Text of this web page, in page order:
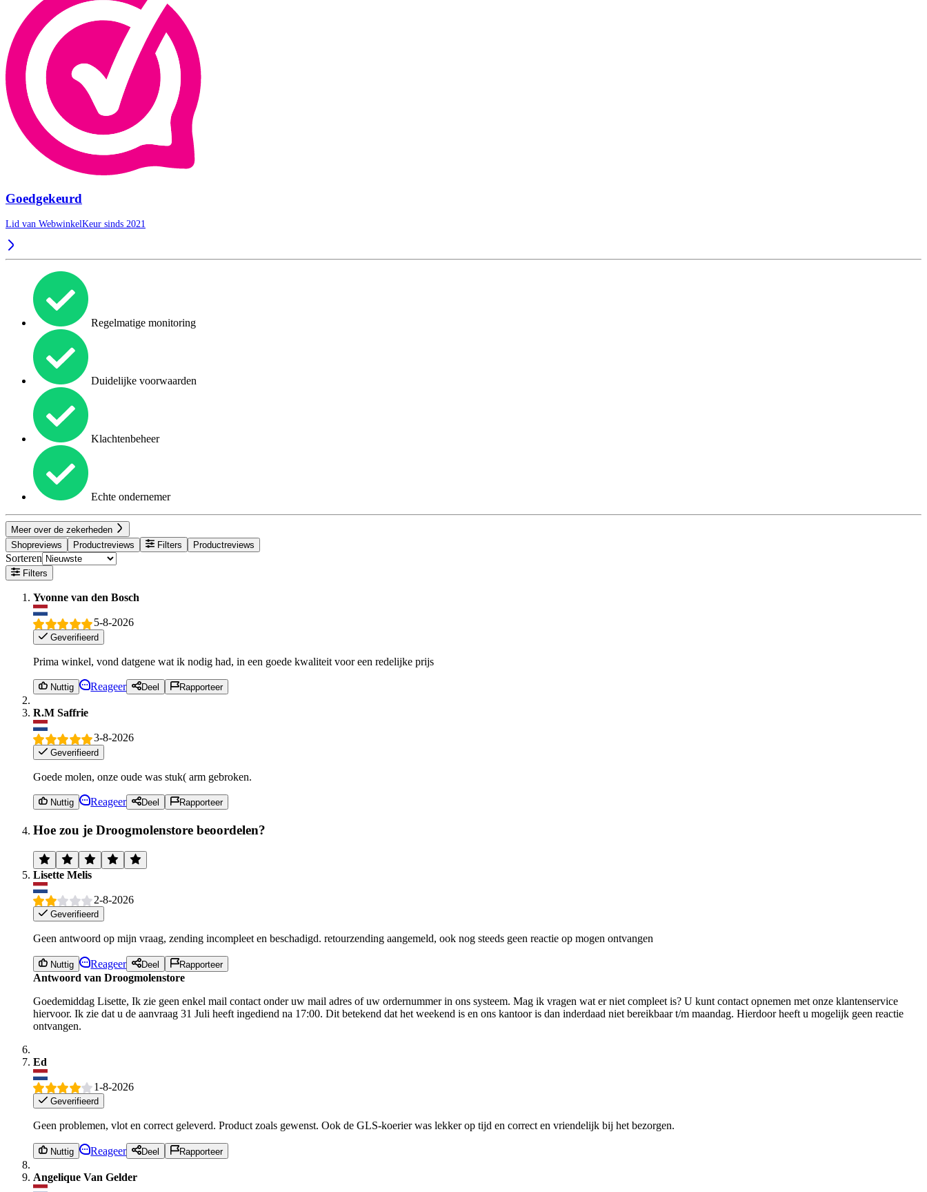
Goedgekeurd
Lid van WebwinkelKeur sinds 2021
Regelmatige monitoring
Duidelijke voorwaarden
Klachtenbeheer
Echte ondernemer
Meer over de zekerheden
Shopreviews
Productreviews Filters Productreviews
Sorteren
Filters
Yvonne van den Bosch
5-8-2026
Geverifieerd
Prima winkel, vond datgene wat ik nodig had, in een goede kwaliteit voor een redelijke prijs
Nuttig Reageer Deel Rapporteer
R.M Saffrie
3-8-2026
Geverifieerd
Goede molen, onze oude was stuk( arm gebroken.
Nuttig Reageer Deel Rapporteer
Hoe zou je Droogmolenstore beoordelen?
Lisette Melis
2-8-2026
Geverifieerd
Geen antwoord op mijn vraag, zending incompleet en beschadigd. retourzending aangemeld, ook nog steeds geen reactie op mogen ontvangen
Nuttig Reageer Deel Rapporteer
Antwoord van Droogmolenstore
Goedemiddag Lisette, Ik zie geen enkel mail contact onder uw mail adres of uw ordernummer in ons systeem. Mag ik vragen wat er niet compleet is? U kunt contact opnemen met onze klantenservice
hiervoor. Ik zie dat u de aanvraag 31 Juli heeft ingediend na 17:00. Dit betekend dat het weekend is en ons kantoor is dan inderdaad niet bereikbaar t/m maandag. Hierdoor heeft u mogelijk geen reactie
ontvangen.
Ed
1-8-2026
Geverifieerd
Geen problemen, vlot en correct geleverd. Product zoals gewenst. Ook de GLS-koerier was lekker op tijd en correct en vriendelijk bij het bezorgen.
Nuttig Reageer Deel Rapporteer
Angelique Van Gelder